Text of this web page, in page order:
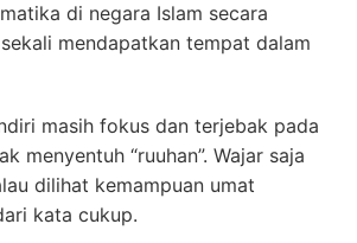
di negara Islam secara
mendapatkan tempat dalam
masih fokus dan terjebak pada
menyentuh “ruuhan”. Wajar saja
dilihat kemampuan umat
kata cukup.